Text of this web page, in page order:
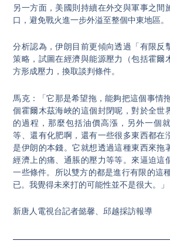
另一方面，美國則持續在外交與軍事之間
口，避免戰火進一步外溢至整個中東地區。
分析認為，伊朗目前更傾向透過「有限反
策略，試圖在經濟與能源壓力（包括霍爾
方形成壓力，換取談判條件。
馬克：「它那是希望拖，能夠把這個事情
個霍爾木茲海峽的這個封閉呢，對於全世
的過程，那麼包括油價高漲，另外一個
等、還有化肥啊，還有一些很多東西都在
是伊朗的本錢。它就想透過這種東西來拖
經濟上的痛、通脹的壓力等等。來逼迫這
一些條件。所以雙方的都是進行有限的這
已。我覺得未來打的可能性並不是很大。」
新唐人電視台記者懿馨、邱越採訪報導